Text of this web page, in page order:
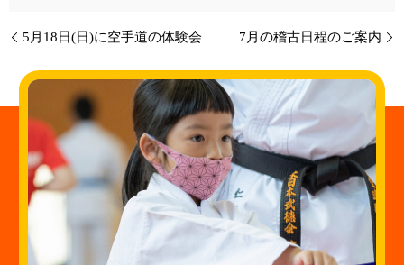
5月18日(日)に空手道の体験会 7月の稽古日程のご案内